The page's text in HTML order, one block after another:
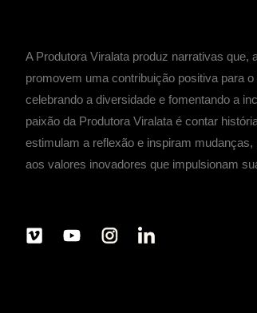
A Produtora Viralata produz narrativas que,
promovem uma contribuição positiva para o
celebrando a diversidade e fomentando a
paixão da Produtora Viralata é contar
estimulam a reflexão e inspiram mudanças,
aos valores inovadores que impulsionam